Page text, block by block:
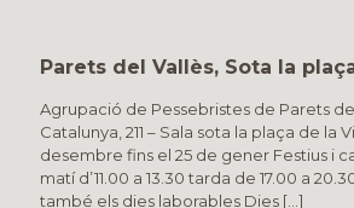
Parets del Vallès, Sota la
Agrupació de Pessebristes de Parets del
Catalunya, 211 – Sala sota la plaça de la
desembre fins el 25 de gener Festius i
matí d’11.00 a 13.30 tarda de 17.00 a
també els dies laborables Dies […]